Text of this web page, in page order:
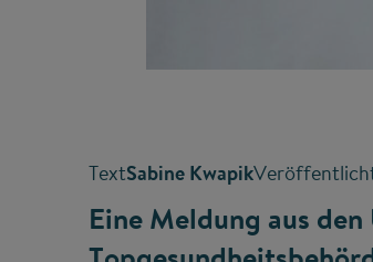
TextSabine Kwapik
Eine Meldung aus